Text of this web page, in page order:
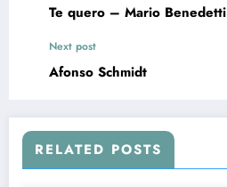
Te quero – Mario Benedetti
Next post
Afonso Schmidt
RELATED POSTS